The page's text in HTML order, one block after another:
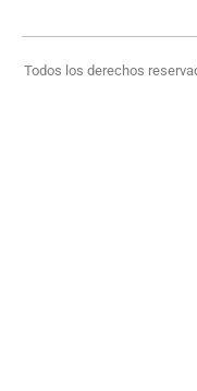
Todos los derechos